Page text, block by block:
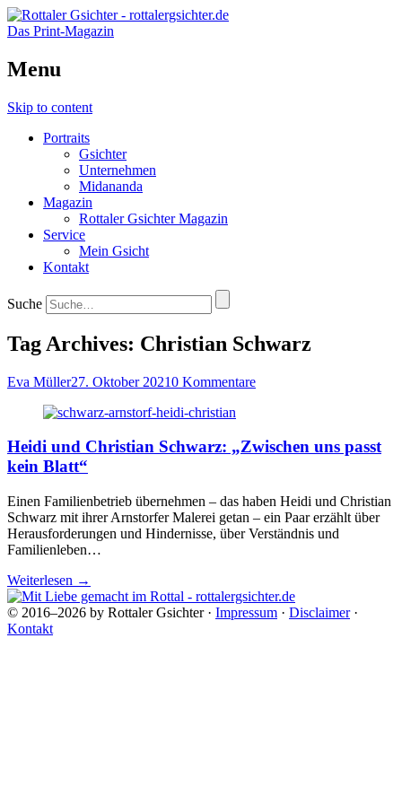
Das Print-Magazin
Menu
Skip to content
Portraits
Gsichter
Unternehmen
Midananda
Magazin
Rottaler Gsichter Magazin
Service
Mein Gsicht
Kontakt
Suche
Tag Archives: Christian Schwarz
Eva Müller27. Oktober 20210 Kommentare
Heidi und Christian Schwarz: „Zwischen uns passt
kein Blatt“
Einen Familienbetrieb übernehmen – das haben Heidi und Christian
Schwarz mit ihrer Arnstorfer Malerei getan – ein Paar erzählt über
Herausforderungen und Hindernisse, über Verständnis und
Familienleben…
Weiterlesen →
© 2016–2026 by Rottaler Gsichter · Impressum · Disclaimer·
Kontakt